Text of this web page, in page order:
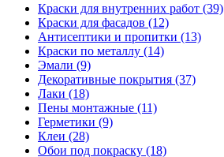
Краски для внутренних работ (39)
Краски для фасадов (12)
Антисептики и пропитки (13)
Краски по металлу (14)
Эмали (9)
Декоративные покрытия (37)
Лаки (18)
Пены монтажные (11)
Герметики (9)
Клеи (28)
Обои под покраску (18)